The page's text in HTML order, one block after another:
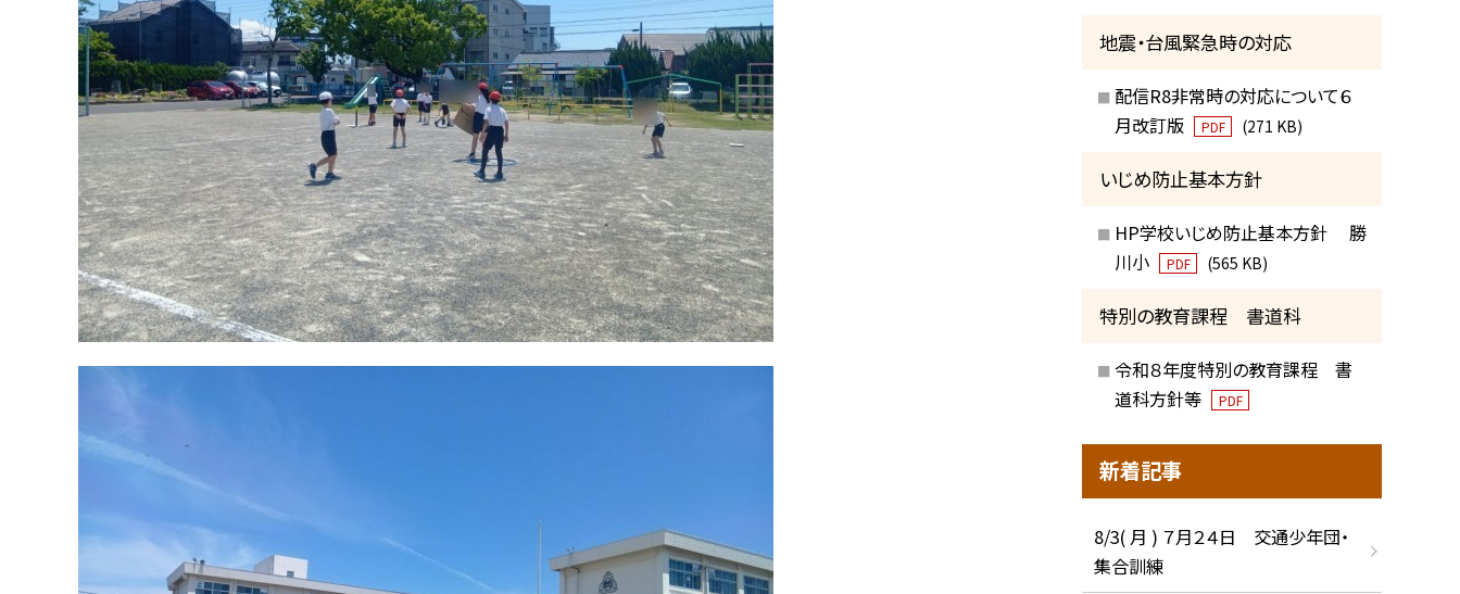
地震・台風緊急時の対応
配信R8非常時の対応について６
月改訂版
PDF (271 KB)
いじめ防止基本方針
HP学校いじめ防止基本方針 勝
川小
PDF (565 KB)
特別の教育課程 書道科
令和８年度特別の教育課程 書
道科方針等
PDF
新着記事
8/3( 月 ) ７月２４日 交通少年団・
集合訓練